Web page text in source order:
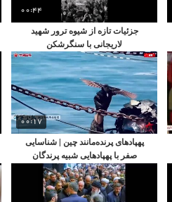
00:44
جزئیات تازه از شیوه ترور شهید
لاریجانی با سنگرشکن
00:17
پهپادهای پرنده‌مانند چین | شناسایی
صفر با پهپادهایی شبیه پرندگان
واقعی